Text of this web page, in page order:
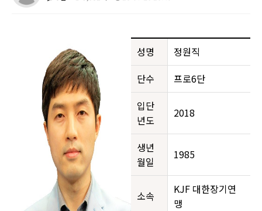
성명
정원직
단수
프로6단
입단
년도
2018
생년
월일
1985
소속
KJF 대한장기연
맹